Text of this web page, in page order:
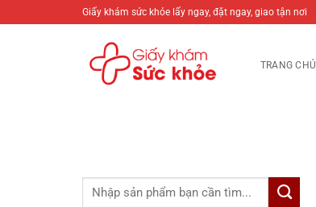
qua
Giấy khám sức khỏe lấy ngay, đặt ngay, giao tận nơi
TRANG CHỦ